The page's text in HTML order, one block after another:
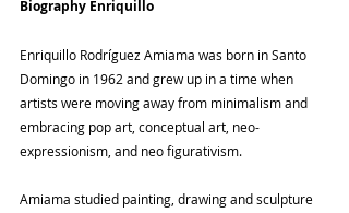
Biography Enriquillo
Enriquillo Rodríguez Amiama was born in Santo
Domingo in 1962 and grew up in a time when
artists were moving away from minimalism and
embracing pop art, conceptual art, neo-
expressionism, and neo figurativism.
Amiama studied painting, drawing and sculpture